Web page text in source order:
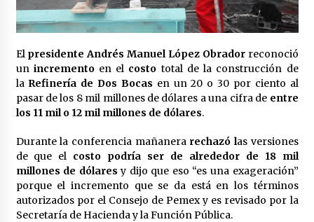
Laura Itzel Castillo será la nueva secretaria de
las Mujeres, anuncia Sheinbaum
2 meses atrás
Sheinbaum descarta reunión entre CNTE y
Segob: «ya dimos nuestras propuestas»
2 meses atrás
Zar antidrogas de EE.UU.: “vamos por los
políticos mexicanos que protegen al narco”
2 meses atrás
Trump anuncia acuerdo con Irán y el fin de
operaciones militares entre ambos países
El presidente Andrés Manuel López Obrador reconoció
un incrementoen el costo total de la construcción de
la Refinería de Dos Bocas en un 20 o 30 por ciento al
pasar de los 8 mil millones de dólares a una cifra de entre
los 11 mil o 12 mil millones de dólares.
Durante la conferencia mañanerarechazó las versiones
de que el costo podría ser de alrededor de 18 mil
millones de dólaresy dijo que eso “es una exageración”
porque el incremento que se da está en los términos
autorizados por el Consejo de Pemex y es revisado por la
Secretaría de Hacienda y la Función Pública.